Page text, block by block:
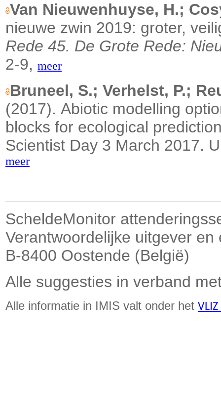
Van Nieuwenhuyse, H.;
nieuwe zwin 2019: groter,
Rede 45. De Grote Rede:
2-9, meer
Bruneel, S.; Verhelst, P.;
(2017). Abiotic modelling
blocks for ecological
Scientist Day 3 March 2017.
meer
ScheldeMonitor
Verantwoordelijke uitgever
B-8400 Oostende (België)
Alle suggesties in verband
Alle informatie in IMIS valt onder het